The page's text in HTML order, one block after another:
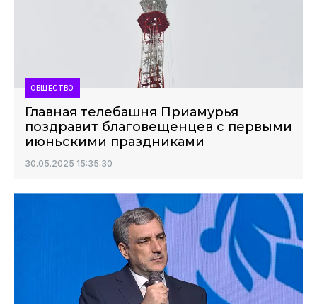
ОБЩЕСТВО
Главная телебашня Приамурья
поздравит благовещенцев с первыми
июньскими праздниками
30.05.2025 15:35:30